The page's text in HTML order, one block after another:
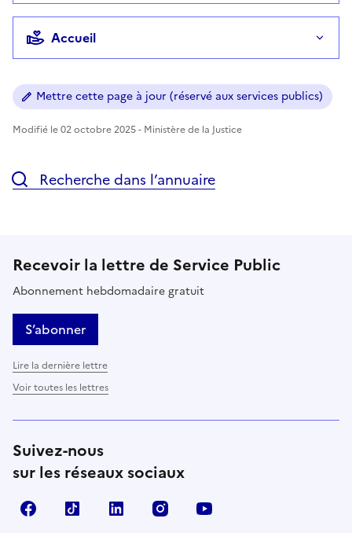
Accueil
Mettre cette page à jour (réservé aux services publics)
Modifié le 02 octobre 2025 - Ministère de la Justice
Recherche dans l’annuaire
Recevoir la lettre de Service Public
Abonnement hebdomadaire gratuit
S’abonner
Lire la dernière lettre
Voir toutes les lettres
Suivez-nous
sur les réseaux sociaux
FacebookTikTok LinkedIn Instagram